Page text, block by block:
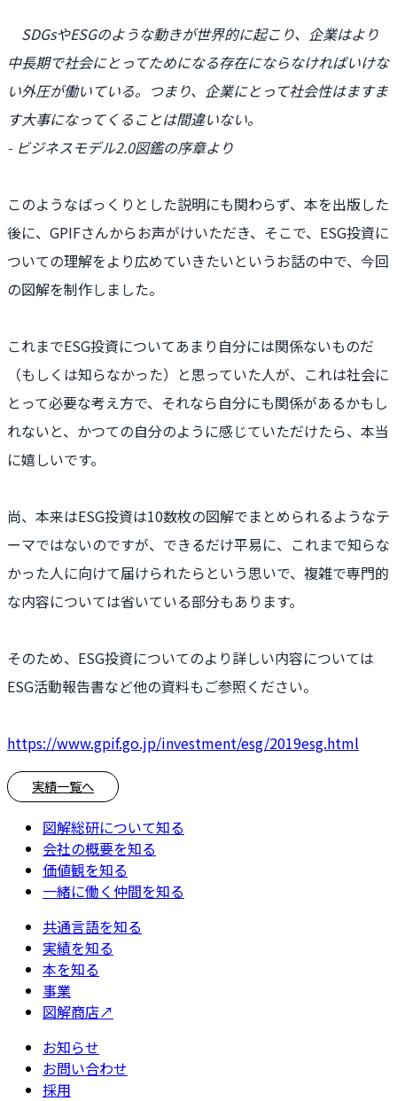
SDGsやESGのような動きが世界的に起こり、企業はより
中長期で社会にとってためになる存在にならなければいけな
い外圧が働いている。つまり、企業にとって社会性はますま
す大事になってくることは間違いない。
- ビジネスモデル2.0図鑑の序章より
このようなばっくりとした説明にも関わらず、本を出版した
後に、GPIFさんからお声がけいただき、そこで、ESG投資に
ついての理解をより広めていきたいというお話の中で、今回
の図解を制作しました。
これまでESG投資についてあまり自分には関係ないものだ
（もしくは知らなかった）と思っていた人が、これは社会に
とって必要な考え方で、それなら自分にも関係があるかもし
れないと、かつての自分のように感じていただけたら、本当
に嬉しいです。
尚、本来はESG投資は10数枚の図解でまとめられるようなテ
ーマではないのですが、できるだけ平易に、これまで知らな
かった人に向けて届けられたらという思いで、複雑で専門的
な内容については省いている部分もあります。
そのため、ESG投資についてのより詳しい内容については
ESG活動報告書など他の資料もご参照ください。
https://www.gpif.go.jp/investment/esg/2019esg.html
実績一覧へ
図解総研について知る
会社の概要を知る
価値観を知る
一緒に働く仲間を知る
共通言語を知る
実績を知る
本を知る
事業
図解商店↗
お知らせ
お問い合わせ
採用